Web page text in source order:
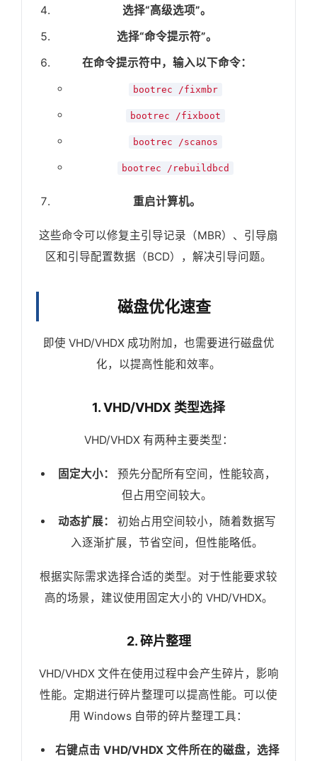
选择“高级选项”。
选择“命令提示符”。
在命令提示符中，输入以下命令：
bootrec /fixmbr
bootrec /fixboot
bootrec /scanos
bootrec /rebuildbcd
重启计算机。
这些命令可以修复主引导记录（MBR）、引导扇
区和引导配置数据（BCD），解决引导问题。
磁盘优化速查
即使 VHD/VHDX 成功附加，也需要进行磁盘优
化，以提高性能和效率。
1. VHD/VHDX 类型选择
VHD/VHDX 有两种主要类型：
固定大小：
预先分配所有空间，性能较高，
但占用空间较大。
动态扩展：
初始占用空间较小，随着数据写
入逐渐扩展，节省空间，但性能略低。
根据实际需求选择合适的类型。对于性能要求较
高的场景，建议使用固定大小的 VHD/VHDX。
2. 碎片整理
VHD/VHDX 文件在使用过程中会产生碎片，影响
性能。定期进行碎片整理可以提高性能。可以使
用 Windows 自带的碎片整理工具：
右键点击 VHD/VHDX 文件所在的磁盘，选择